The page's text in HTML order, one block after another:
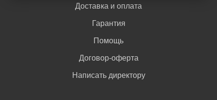
Доставка и оплата
Гарантия
Помощь
Договор-оферта
Написать директору